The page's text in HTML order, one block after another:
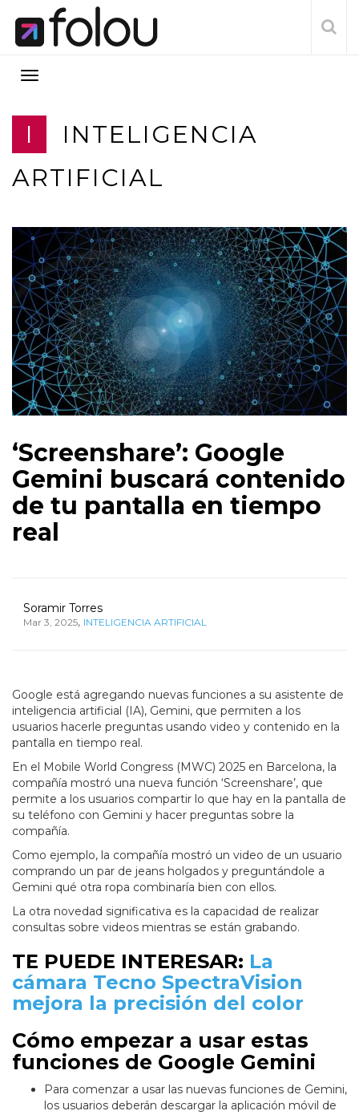
I
INTELIGENCIA
ARTIFICIAL
‘Screenshare’: Google
Gemini buscará contenido
de tu pantalla en tiempo
real
Soramir Torres
Mar 3, 2025, INTELIGENCIA ARTIFICIAL
Google está agregando nuevas funciones a su asistente de
inteligencia artificial (IA), Gemini, que permiten a los
usuarios hacerle preguntas usando video y contenido en la
pantalla en tiempo real.
En el Mobile World Congress (MWC) 2025 en Barcelona, la
compañía mostró una nueva función ‘Screenshare’, que
permite a los usuarios compartir lo que hay en la pantalla de
su teléfono con Gemini y hacer preguntas sobre la
compañía.
Como ejemplo, la compañía mostró un video de un usuario
comprando un par de jeans holgados y preguntándole a
Gemini qué otra ropa combinaría bien con ellos.
La otra novedad significativa es la capacidad de realizar
consultas sobre videos mientras se están grabando.
TE PUEDE INTERESAR: La
cámara Tecno SpectraVision
mejora la precisión del color
Cómo empezar a usar estas
funciones de Google Gemini
Para comenzar a usar las nuevas funciones de Gemini,
los usuarios deberán descargar la aplicación móvil de